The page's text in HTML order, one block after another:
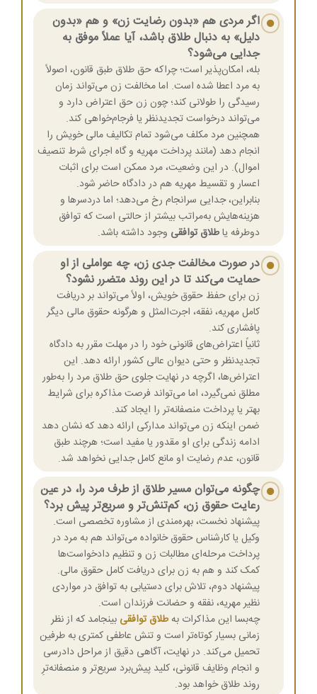
اگر مردی هم «بدون رضایت زن» و هم «بدون
دلیل» به دنبال طلاق باشد، آیا عملاً موفق به
جدایی می‌شود؟
بله، امکان‌پذیر است؛ چراکه حق طلاق طبق قانون، اصولاً
به مرد اعطا شده است. اما مخالفت زن می‌تواند زمان
رسیدگی را طولانی کند؛ چون زن حق اعتراض دارد و
می‌تواند درخواست تجدیدنظر یا فرجام‌خواهی کند.
همچنین مرد مکلف می‌شود تمام تکالیف مالی خویش را
انجام دهد (مانند پرداخت مهریه و گاه اجرای شرط تنصیف
اموال). در این وضعیت، مرد ممکن است برای اثبات
اعسار و تقسیط مهریه هم در دادگاه حاضر شود.
بنابراین، جدایی سرانجام رخ می‌دهد؛ اما دردسرها و
هزینه‌هایش به‌مراتب بیشتر از حالتی است که توافق
دوطرفه یاطلاق توافقی وجود داشته باشد.
در صورت مخالفت جدی زن، چه عواملی از او
حمایت می‌کند تا در این روند متضرر نشود؟
زن برای حفظ حقوق خویش، اولاً می‌تواند بر دریافت
کامل مهریه، نفقه، اجرت‌المثل و هرگونه حقوق مالی دیگر
پافشاری کند.
ثانیاً اعتراض‌های قانونی خود را در مهلت مقرر به دادگاه
تجدیدنظر و حتی دیوان عالی کشور ارائه دهد. این
اعتراض‌ها، اگرچه در نهایت جلوی حق طلاق مرد را به‌طور
مطلق نمی‌گیرد، اما می‌تواند فرصت مذاکره برای شرایط
بهتر یا پرداخت منصفانه‌تر را ایجاد کند.
ضمن اینکه زن می‌تواند مدارکی ارائه دهد که نشان دهد
ادامه زندگی برای او مقدور یا مفید است؛ هرچند طبق
قانون، عدم رضایت او مانع کامل جدایی نخواهد شد.
چگونه می‌توان مسیر طلاق از طرف مرد را، در عین
رعایت حقوق زن، کم‌تنش‌تر و سریع‌تر پیش برد؟
پیشنهاد نخست، بهره‌مندی از مشاوره تخصصی است.
وکیل یا کارشناس حقوق خانواده می‌تواند هم به مرد در
پرداخت مرحله‌ای مطالبات زن و تنظیم دادخواست‌ها
کمک کند و هم به زن برای دریافت کامل حقوق مالی.
پیشنهاد دوم، تلاش برای دستیابی به توافق در مواردی
نظیر مهریه، نفقه و حضانت فرزندان است.
چه‌بسا این مذاکرات بهطلاق توافقی بینجامد که از نظر
زمانی بسیار کوتاه‌تر است و تنش عاطفی کمتری به طرفین
تحمیل می‌کند. در نهایت، آگاهی دقیق از مراحل دادرسی
و انجام وظایف قانونی، کلید پیش‌برد سریع‌تر و منصفانه‌ترِ
روند طلاق خواهد بود.